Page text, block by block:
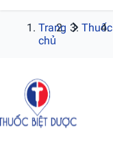
Trang
chủ
Thuốc